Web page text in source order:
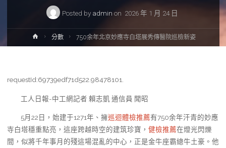
Posted by admin on 2026 年 1 月 24 日
Home分數 750余年北京妙應寺白塔展秀傳醫院巡檢新姿
requestId:69739edf71d522.98478101.
工人日報-中工網記者 賴志凱 通信員 聞昭
5月22日，始建于1271年、擁巡迴體檢推薦有750余年汗青的妙應
寺白塔穩重點亮，這座跨越時空的建筑珍寶， 健檢推薦在燈光閃爍
間，似將千年事月的殘這場混亂的中心，正是金牛座霸總牛土豪。他